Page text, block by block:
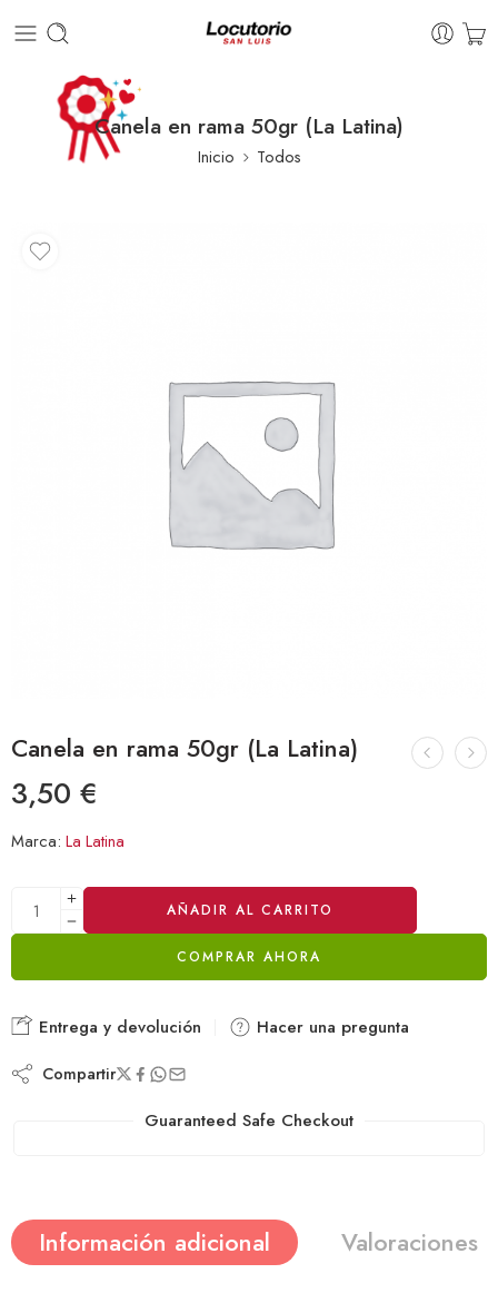
Canela en rama 50gr (La Latina)
Inicio Todos
Canela en rama 50gr (La Latina)
3,50 €
Marca: La Latina
AÑADIR AL CARRITO
COMPRAR AHORA
Alternative:
Entrega y devolución Hacer una pregunta
Compartir
Guaranteed Safe Checkout
Información adicional Valoraciones